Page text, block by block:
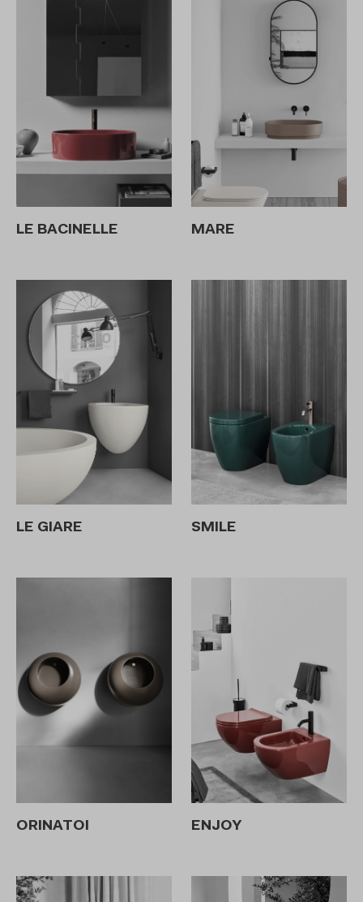
LE BACINELLE MARE
LE GIARE SMILE
ORINATOI ENJOY